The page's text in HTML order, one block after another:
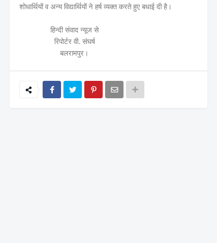
शोधार्थियों व अन्य विद्यार्थियों ने हर्ष व्यक्त करते हुए बधाई दी है।
हिन्दी संवाद न्यूज से
रिपोर्टर वी. संघर्ष
बलरामपुर।